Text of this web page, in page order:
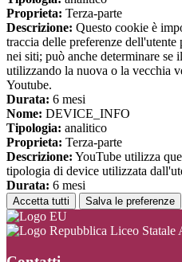
Proprieta: Terza-parte
Descrizione: Questo cookie è
traccia delle preferenze
nei siti; può anche determinare se
utilizzando la nuova o la vecchia
Youtube.
Durata: 6 mesi
Nome: DEVICE_INFO
Tipologia: analitico
Proprieta: Terza-parte
Descrizione: YouTube utilizza
tipologia di device utilizzata
Durata: 6 mesi
Accetta tutti Salva le preferenze
Liceo Statale